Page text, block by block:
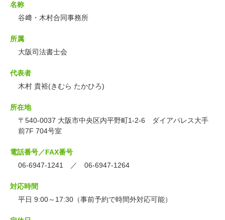
名称
谷﨑・木村合同事務所
所属
大阪司法書士会
代表者
木村 貴裕(きむら たかひろ)
所在地
〒540-0037 大阪市中央区内平野町1-2-6 ダイアパレス大手
前7F 704号室
電話番号／FAX番号
06-6947-1241 ／ 06-6947-1264
対応時間
平日 9:00～17:30（事前予約で時間外対応可能）